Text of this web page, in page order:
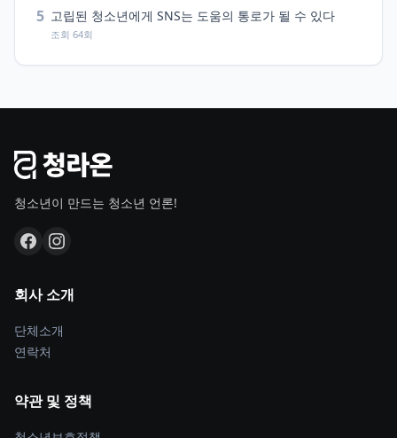
5 고립된 청소년에게 SNS는 도움의 통로가 될 수 있다
조회 64회
청소년이 만드는 청소년 언론!
회사 소개
단체소개
연락처
약관 및 정책